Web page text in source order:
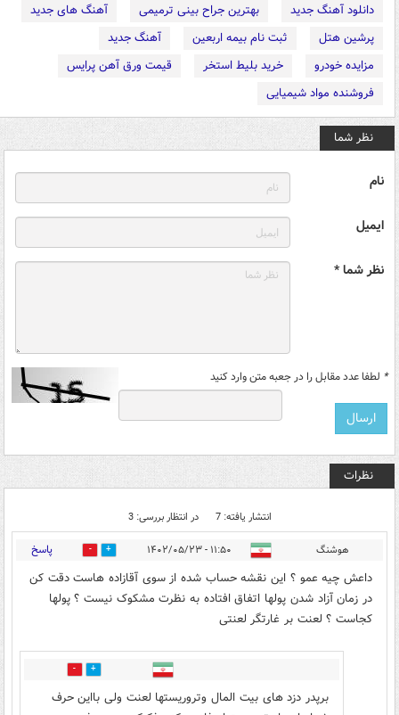
دانلود آهنگ جدید
بهترین جراح بینی ترمیمی
آهنگ های جدید
پرشین هتل
ثبت نام بیمه اربعین
آهنگ جدید
مزایده خودرو
خرید بلیط استخر
قیمت ورق آهن پرایس
فروشنده مواد شیمیایی
نظر شما
نام
ایمیل
نظر شما *
* لطفا عدد مقابل را در جعبه متن وارد کنید
نظرات
انتشار یافته: 7 در انتظار بررسی: 3
هوشنگ ۱۱:۵۰ - ۱۴۰۲/۰۵/۲۳ 12 پاسخ
داعش چیه عمو ؟ این نقشه حساب شده از سوی آقازاده هاست دقت کن
در زمان آزاد شدن پولها اتفاق افتاده به نظرت مشکوک نیست ؟ پولها
کجاست ؟ لعنت بر غارتگر لعنتی
0
برپدر دزد های بیت المال وتروریستها لعنت ولی بااین حرف